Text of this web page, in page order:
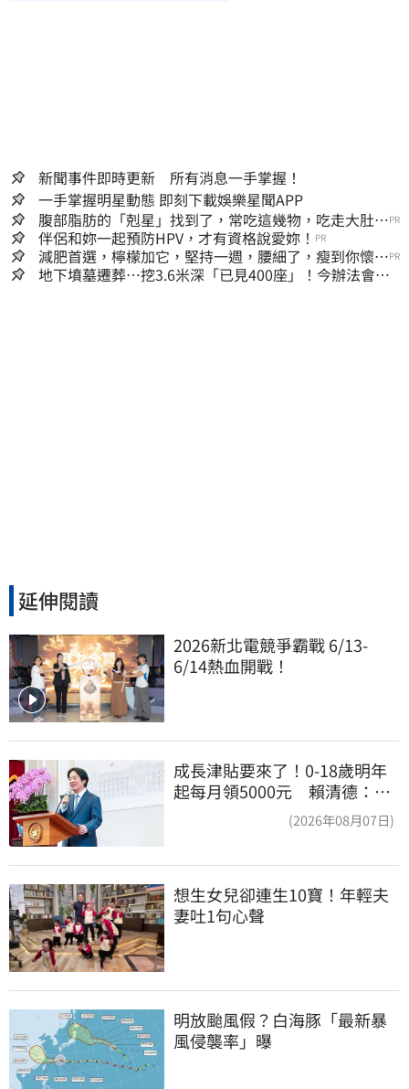
新聞事件即時更新 所有消息一手掌握！
一手掌握明星動態 即刻下載娛樂星聞APP
腹部脂肪的「剋星」找到了，常吃這幾物，吃走大肚
囊，瘦出小蠻腰
PR
伴侶和妳一起預防HPV，才有資格說愛妳！ PR
減肥首選，檸檬加它，堅持一週，腰細了，瘦到你懷疑
人生
PR
地下墳墓遷葬…挖3.6米深「已見400座」！今辦法會安
延伸閱讀
2026新北電競爭霸戰 6/13-
6/14熱血開戰！
成長津貼要來了！0-18歲明年
起每月領5000元 賴清德：此
(2026年08月07日)
想生女兒卻連生10寶！年輕夫
妻吐1句心聲
明放颱風假？白海豚「最新暴
風侵襲率」曝